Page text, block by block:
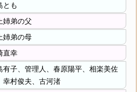
とも
姉弟の父
姉弟の母
直幸
有子、管理人、春原陽平、相楽美佐
幸村俊夫、古河渚